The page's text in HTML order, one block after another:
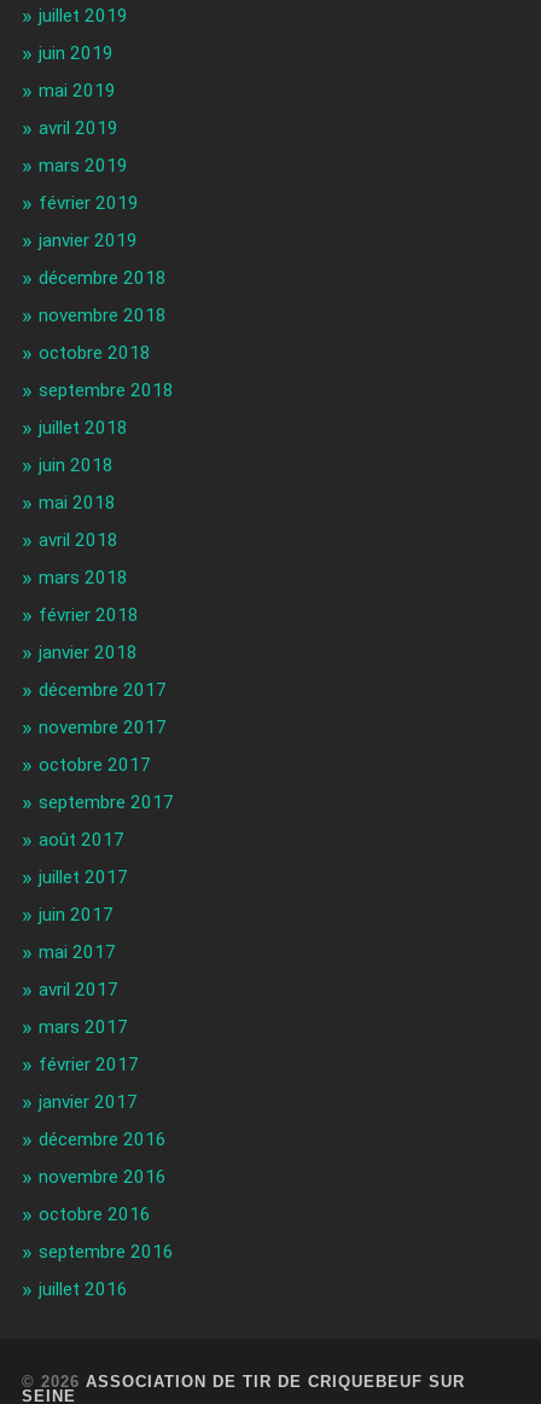
juillet 2019
juin 2019
mai 2019
avril 2019
mars 2019
février 2019
janvier 2019
décembre 2018
novembre 2018
octobre 2018
septembre 2018
juillet 2018
juin 2018
mai 2018
avril 2018
mars 2018
février 2018
janvier 2018
décembre 2017
novembre 2017
octobre 2017
septembre 2017
août 2017
juillet 2017
juin 2017
mai 2017
avril 2017
mars 2017
février 2017
janvier 2017
décembre 2016
novembre 2016
octobre 2016
septembre 2016
juillet 2016
© 2026 ASSOCIATION DE TIR DE CRIQUEBEUF SUR
SEINE